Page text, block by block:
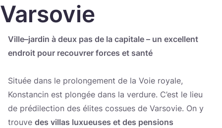
Varsovie
Ville–jardin à deux pas de la capitale – un excellent
endroit pour recouvrer forces et santé
Située dans le prolongement de la Voie royale,
Konstancin est plongée dans la verdure. C’est le lieu
de prédilection des élites cossues de Varsovie. On y
trouve des villas luxueuses et des pensions